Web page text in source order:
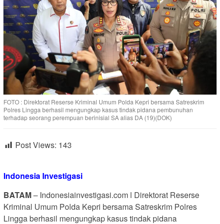
FOTO : Direktorat Reserse Kriminal Umum Polda Kepri bersama Satreskrim
Polres Lingga berhasil mengungkap kasus tindak pidana pembunuhan
terhadap seorang perempuan berinisial SA alias DA (19)(DOK)
Post Views: 143
Indonesia Investigasi
BATAM– Indonesiainvestigasi.com l Direktorat Reserse
Kriminal Umum Polda Kepri bersama Satreskrim Polres
Lingga berhasil mengungkap kasus tindak pidana